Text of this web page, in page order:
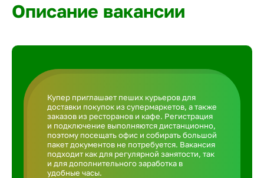
Ачинск
Описание вакансии
Купер приглашает пеших курьеров для
доставки покупок из супермаркетов, а также
заказов из ресторанов и кафе. Регистрация
и подключение выполняются дистанционно,
поэтому посещать офис и собирать большой
пакет документов не потребуется. Вакансия
подходит как для регулярной занятости, так
и для дополнительного заработка в
удобные часы.